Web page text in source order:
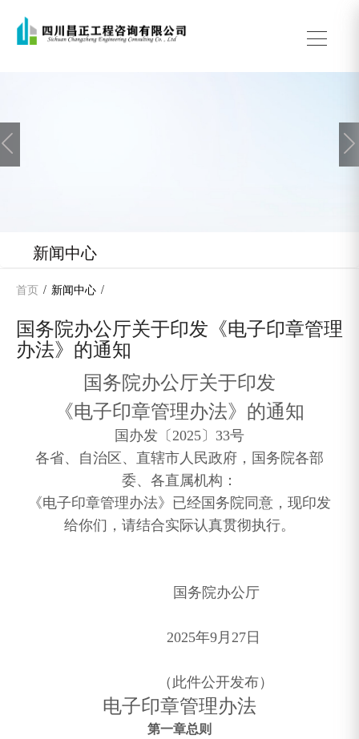

新闻中心
首页 / 新闻中心 /
国务院办公厅关于印发《电子印章管理
办法》的通知
国务院办公厅关于印发
《电子印章管理办法》的通知
国办发〔2025〕33号
各省、自治区、直辖市人民政府，国务院各部
委、各直属机构：
《电子印章管理办法》已经国务院同意，现印发
给你们，请结合实际认真贯彻执行。
国务院办公厅
2025年9月27日
（此件公开发布）
电子印章管理办法
第一章总则